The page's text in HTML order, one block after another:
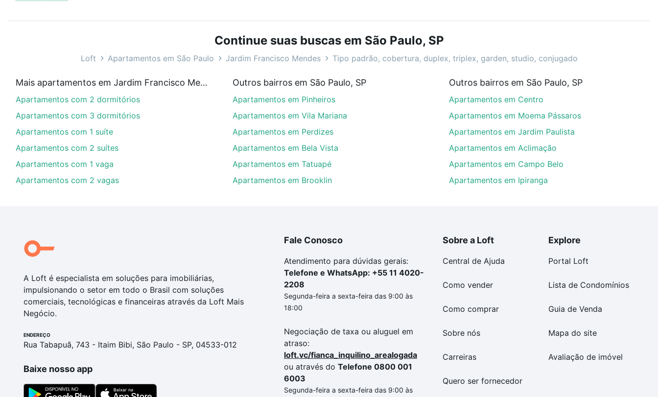
Use barra de busca no topo para pesquisar por ruas, bairros e até condomínios favoritos. Você também pode usar os filtros como quantidade de quartos, suítes, com
ou sem vaga de garagem para combinar perfeitamente com o preço, metragem e comodidades, como piscina, academia, salão de festas ou área verde e encontrar
Apartamentos com 2 quartos à venda em Jardim Francisco Mendes, São Paulo, SP ideal para você na Loft.
Aqui na Loft temos a oferta ideal para você, com Apartamentos com 2 quartos à venda em Jardim Francisco Mendes, São Paulo, SP que custam a partir de R$ 0 e
com nossas opções de financiamento imobiliário as parcelas podem se adequar ao seu orçamento. Se ainda tem alguma dúvida dos custos envolvidos no processo de
compra, veja em nosso portal quanto custa comprar um apartamento e conte com a gente para comprar o imóvel dos seus sonhos com segurança e conforto. Loft,
Continue suas buscas em São Paulo, SP
Loft Apartamentos em São Paulo Jardim Francisco Mendes Tipo padrão, cobertura, duplex, triplex, garden, studio, conjugado
Mais apartamentos em Jardim Francisco Mendes
Apartamentos com 2 dormitórios
Apartamentos com 3 dormitórios
Apartamentos com 1 suíte
Apartamentos com 2 suítes
Apartamentos com 1 vaga
Apartamentos com 2 vagas
Outros bairros em São Paulo, SP
Apartamentos em Pinheiros
Apartamentos em Vila Mariana
Apartamentos em Perdizes
Apartamentos em Bela Vista
Apartamentos em Tatuapé
Apartamentos em Brooklin
Outros bairros em São Paulo, SP
Apartamentos em Centro
Apartamentos em Moema Pássaros
Apartamentos em Jardim Paulista
Apartamentos em Aclimação
Apartamentos em Campo Belo
Apartamentos em Ipiranga
A Loft é especialista em soluções para imobiliárias,
impulsionando o setor em todo o Brasil com soluções
comerciais, tecnológicas e financeiras através da Loft Mais
Negócio.
ENDEREÇO
Rua Tabapuã, 743 - Itaim Bibi, São Paulo - SP, 04533-012
Baixe nosso app
Fale Conosco
Atendimento para dúvidas gerais:
Telefone e WhatsApp: +55 11 4020-
2208
Segunda-feira a sexta-feira das 9:00 às
18:00
Negociação de taxa ou aluguel em
atraso:
loft.vc/fianca_inquilino_arealogada
ou através do Telefone 0800 001
6003
Segunda-feira a sexta-feira das 9:00 às
Sobre a Loft
Central de Ajuda
Como vender
Como comprar
Sobre nós
Carreiras
Quero ser fornecedor
Explore
Portal Loft
Lista de Condomínios
Guia de Venda
Mapa do site
Avaliação de imóvel